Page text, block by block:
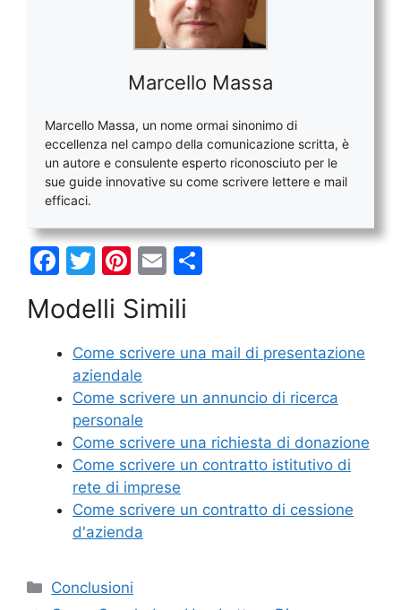
Marcello Massa
Marcello Massa, un nome ormai sinonimo di
eccellenza nel campo della comunicazione scritta, è
un autore e consulente esperto riconosciuto per le
sue guide innovative su come scrivere lettere e mail
efficaci.
F
c
e
b
o
o
k
T
w
itt
er
Pi
nt
er
e
st
E
m
ai
l
di
di
Modelli Simili
Come scrivere una mail di presentazione
aziendale
Come scrivere un annuncio di ricerca
personale
Come scrivere una richiesta di donazione
Come scrivere un contratto istitutivo di
rete di imprese
Come scrivere un contratto di cessione
d'azienda
Categorie
Conclusioni